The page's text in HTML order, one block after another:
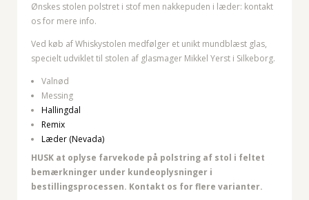
Ønskes stolen polstret i stof men nakkepuden i læder: kontakt
os for mere info.
Ved køb af Whiskystolen medfølger et unikt mundblæst glas,
specielt udviklet til stolen af glasmager Mikkel Yerst i Silkeborg.
Valnød
Messing
Hallingdal
Remix
Læder (Nevada)
HUSK at oplyse farvekode på polstring af stol i feltet
bemærkninger under kundeoplysninger i
bestillingsprocessen. Kontakt os for flere varianter.